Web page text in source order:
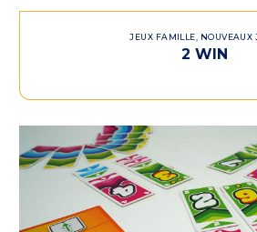
JEUX FAMILLE NOUVEAUX
2 WIN